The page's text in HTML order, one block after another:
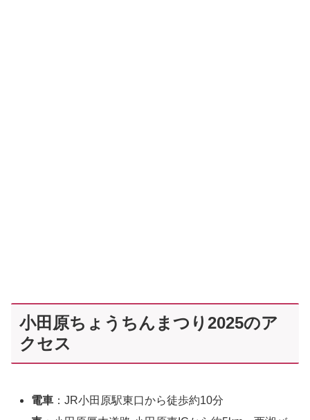
小田原ちょうちんまつり2025のア
クセス
電車 ：JR小田原駅東口から徒歩約10分